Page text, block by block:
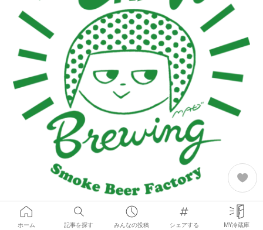
ホーム 記事を探す みんなの投稿 シェアする MY冷蔵庫